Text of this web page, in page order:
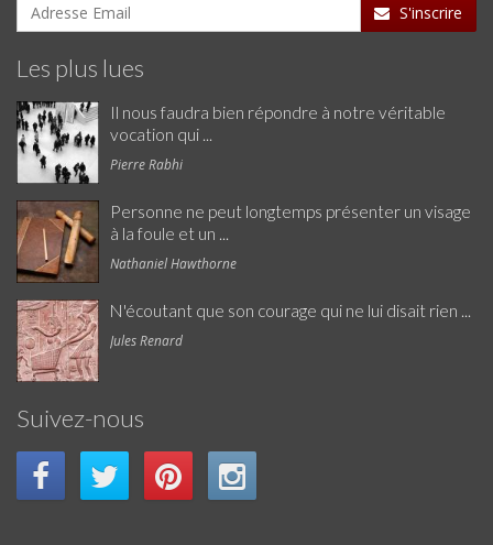
S'inscrire
Les plus lues
Il nous faudra bien répondre à notre véritable
vocation qui ...
Pierre Rabhi
Personne ne peut longtemps présenter un visage
à la foule et un ...
Nathaniel Hawthorne
N'écoutant que son courage qui ne lui disait rien ...
Jules Renard
Suivez-nous